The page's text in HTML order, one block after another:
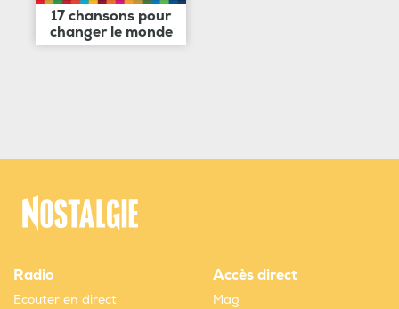
17 chansons pour
changer le monde
Radio
Ecouter en direct
Accès direct
Mag